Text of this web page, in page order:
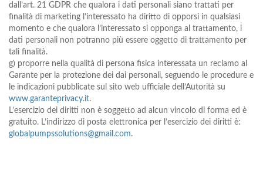
dall’art. 21 GDPR che qualora i dati personali siano trattati per
finalità di marketing l’interessato ha diritto di opporsi in qualsiasi
momento e che qualora l’interessato si opponga al trattamento, i
dati personali non potranno più essere oggetto di trattamento per
tali finalità.
g) proporre nella qualità di persona fisica interessata un reclamo al
Garante per la protezione dei dai personali, seguendo le procedure e
le indicazioni pubblicate sul sito web ufficiale dell’Autorità su
www.garanteprivacy.it.
L’esercizio dei diritti non è soggetto ad alcun vincolo di forma ed è
gratuito. L’indirizzo di posta elettronica per l’esercizio dei diritti è:
globalpumpssolutions@gmail.com.